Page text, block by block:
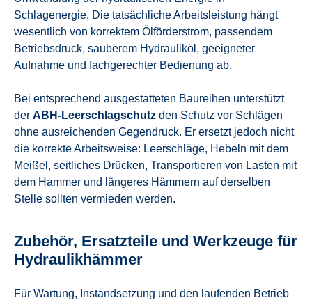
Schlagenergie. Die tatsächliche Arbeitsleistung hängt
wesentlich von korrektem Ölförderstrom, passendem
Betriebsdruck, sauberem Hydrauliköl, geeigneter
Aufnahme und fachgerechter Bedienung ab.
Bei entsprechend ausgestatteten Baureihen unterstützt
der ABH-Leerschlagschutz den Schutz vor Schlägen
ohne ausreichenden Gegendruck. Er ersetzt jedoch nicht
die korrekte Arbeitsweise: Leerschläge, Hebeln mit dem
Meißel, seitliches Drücken, Transportieren von Lasten mit
dem Hammer und längeres Hämmern auf derselben
Stelle sollten vermieden werden.
Zubehör, Ersatzteile und Werkzeuge für
Hydraulikhämmer
Für Wartung, Instandsetzung und den laufenden Betrieb